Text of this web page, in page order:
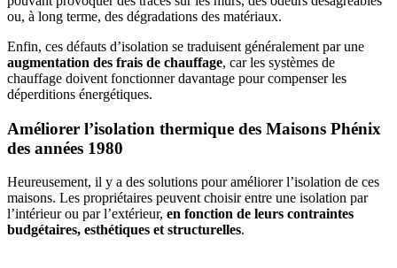
ou, à long terme, des dégradations des matériaux.
Enfin, ces défauts d’isolation se traduisent généralement par une
augmentation des frais de chauffage, car les systèmes de
chauffage doivent fonctionner davantage pour compenser les
déperditions énergétiques.
Améliorer l’isolation thermique des Maisons Phénix
des années 1980
Heureusement, il y a des solutions pour améliorer l’isolation de ces
maisons. Les propriétaires peuvent choisir entre une isolation par
l’intérieur ou par l’extérieur, en fonction de leurs contraintes
budgétaires, esthétiques et structurelles.